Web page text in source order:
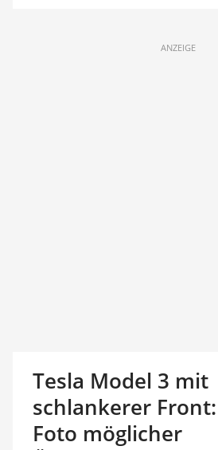
ANZEIGE
Tesla Model 3 mit
schlankerer
Foto möglicher